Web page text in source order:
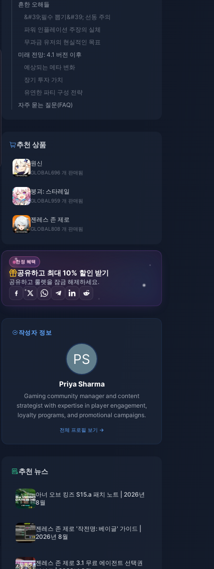
-17%
Express Supply
지금 구매하기
300 + 30 Oneiric
흔한 오해들
&#39;필수 뽑기&#39; 선동 주의
파워 인플레이션 주장의 실체
무과금 유저의 현실적인 목표
미래 전망: 4.1 버전 이후
예상되는 메타 변화
장기 투자 가치
유연한 파티 구성 전략
자주 묻는 질문(FAQ)
추천 상품
원신
GLOBAL 696 개 판매됨
붕괴: 스타레일
GLOBAL 959 개 판매됨
젠레스 존 제로
GLOBAL 808 개 판매됨
한정 혜택
공유하고 최대 10% 할인 받기
공유하고 룰렛을 잠금 해제하세요.
작성자 정보
Priya Sharma
Gaming community manager and content
strategist with expertise in player engagement,
loyalty programs, and promotional campaigns.
전체 프로필 보기 →
추천 뉴스
아너 오브 킹즈 S15.a 패치 노트 | 2026년
8월
젠레스 존 제로 '작전명: 베이글' 가이드 |
2026년 8월
젠레스 존 제로 3.1 무료 에이전트 선택권